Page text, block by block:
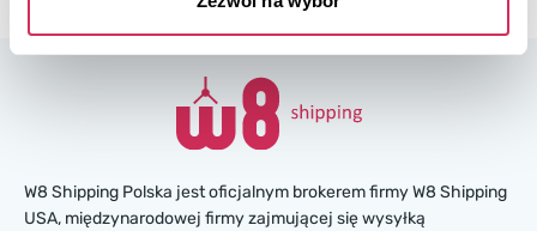
W8 Shipping Polska jest oficjalnym brokerem firmy W8 Shipping
USA, międzynarodowej firmy zajmującej się wysyłką